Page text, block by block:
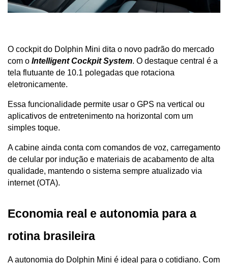
O cockpit do Dolphin Mini dita o novo padrão do mercado
com o Intelligent Cockpit System. O destaque central é a
tela flutuante de 10.1 polegadas que rotaciona
eletronicamente.
Essa funcionalidade permite usar o GPS na vertical ou
aplicativos de entretenimento na horizontal com um
simples toque.
A cabine ainda conta com comandos de voz, carregamento
de celular por indução e materiais de acabamento de alta
qualidade, mantendo o sistema sempre atualizado via
internet (OTA).
Economia real e autonomia para a
rotina brasileira
A autonomia do Dolphin Mini é ideal para o cotidiano. Com